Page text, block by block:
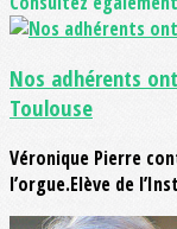
Nos adhérents
Toulouse
Véronique Pierre
l’orgue.Elève de